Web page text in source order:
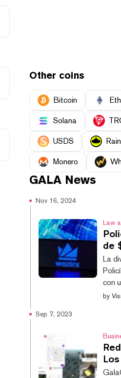
Other coins
Bitcoin
Solana
USDS Rain
Monero
GALA News
Nov 16, 2024
Law
de
La
con
by
Sep 7, 2023